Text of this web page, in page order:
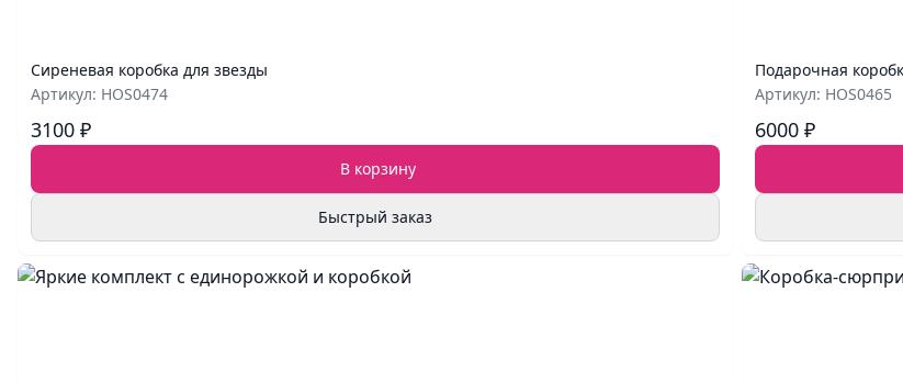
Сиреневая коробка для звезды
Артикул: HOS0474
3100 ₽
В корзину
Быстрый заказ
Подарочная
Артикул: HOS0465
6000 ₽